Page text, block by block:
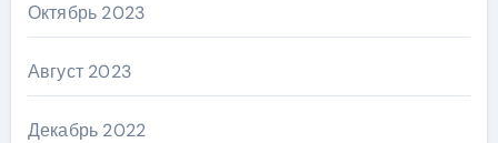
Октябрь 2023
Август 2023
Декабрь 2022